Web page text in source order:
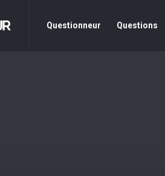
La
Questionneur Questions